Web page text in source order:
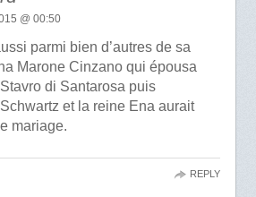
@ 00:50
parmi bien d’autres de sa
Marone Cinzano qui épousa
di Santarosa puis
et la reine Ena aurait
mariage.
REPLY